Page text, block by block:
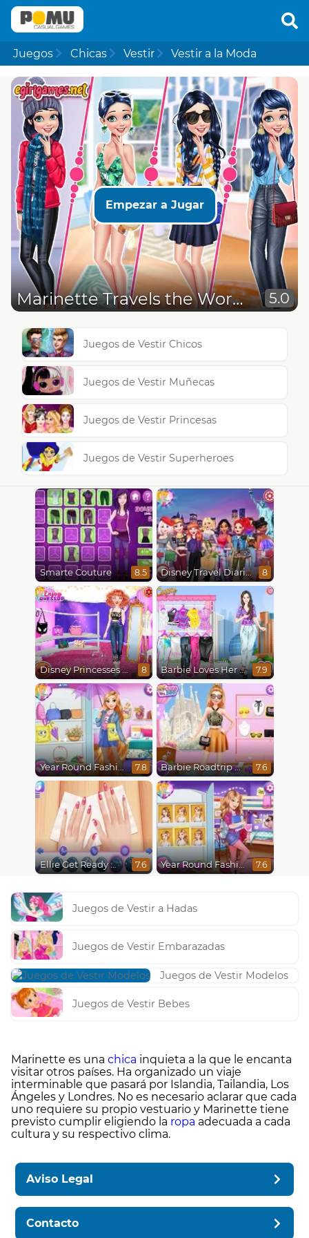
Juegos Chicas Vestir Vestir a la Moda
Empezar a Jugar
Marinette Travels the World 5.0
Juegos de Vestir Chicos
Juegos de Vestir Muñecas
Juegos de Vestir Princesas
Juegos de Vestir Superheroes
Smarte Couture 8.5 Disney Travel Diaries: City Break 8
Disney Princesses Runway Show 8 Barbie Loves Her Job 7.9
Year Round Fashionista Rapunzel 7.8 Barbie Roadtrip Adventure 7.6
Ellie Get Ready With Me 2 7.6 Year Round Fashionista Belle 7.6
Juegos de Vestir a Hadas
Juegos de Vestir Embarazadas
Juegos de Vestir Modelos
Juegos de Vestir Bebes
Marinette es una chica inquieta a la que le encanta
visitar otros países. Ha organizado un viaje
interminable que pasará por Islandia, Tailandia, Los
Ángeles y Londres. No es necesario aclarar que cada
uno requiere su propio vestuario y Marinette tiene
previsto cumplir eligiendo la ropa adecuada a cada
cultura y su respectivo clima.
Aviso Legal
Contacto